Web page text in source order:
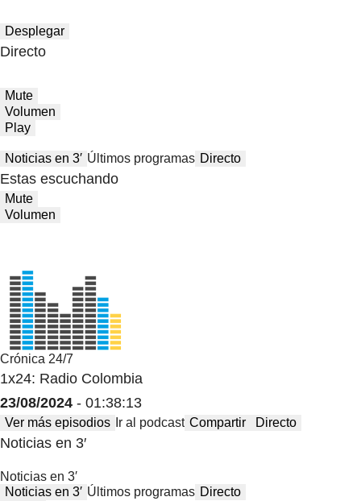
Desplegar
Directo
Mute
Volumen
Play
Noticias en 3′ Últimos programas Directo
Estas escuchando
Mute
Volumen
Crónica 24/7
1x24: Radio Colombia
23/08/2024 - 01:38:13
Ver más episodios Ir al podcast Compartir Directo
Noticias en 3′
Noticias en 3′
Noticias en 3′ Últimos programas Directo